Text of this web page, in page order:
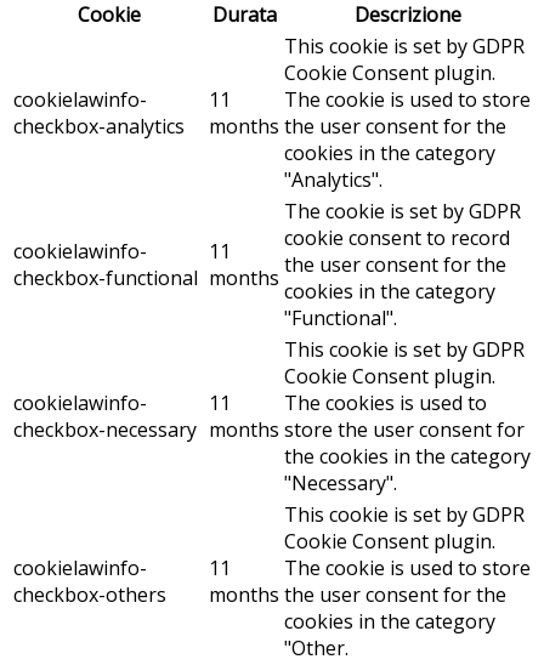
Cookie
Durata Descrizione
cookielawinfo-
checkbox-analytics
11
months
This cookie is set by GDPR
Cookie Consent plugin.
The cookie is used to store
the user consent for the
cookies in the category
"Analytics".
cookielawinfo-
checkbox-functional
11
months
The cookie is set by GDPR
cookie consent to record
the user consent for the
cookies in the category
"Functional".
cookielawinfo-
checkbox-necessary
11
months
This cookie is set by GDPR
Cookie Consent plugin.
The cookies is used to
store the user consent for
the cookies in the category
"Necessary".
cookielawinfo-
checkbox-others
11
months
This cookie is set by GDPR
Cookie Consent plugin.
The cookie is used to store
the user consent for the
cookies in the category
"Other.